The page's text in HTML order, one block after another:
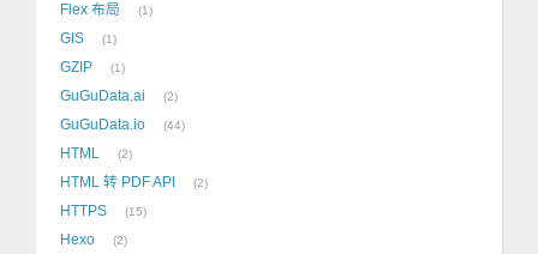
Flex 布局 1
GIS 1
GZIP 1
GuGuData.ai 2
GuGuData.io 44
HTML 2
HTML 转 PDF API 2
HTTPS 15
Hexo 2